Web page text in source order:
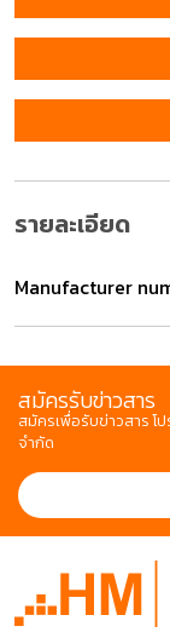
รายละเอียด
Manufacturer
สมัครรับข่าวสาร
สมัครเพื่อรับข่าวสาร โ
จำกัด